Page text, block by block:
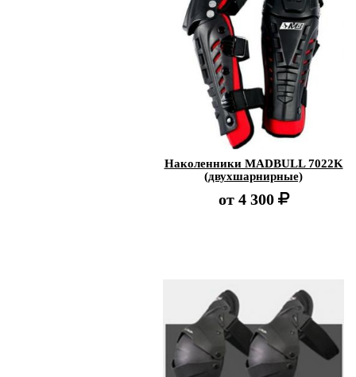
Наколенники MADBULL 7022K
(двухшарнирные)
от 4 300